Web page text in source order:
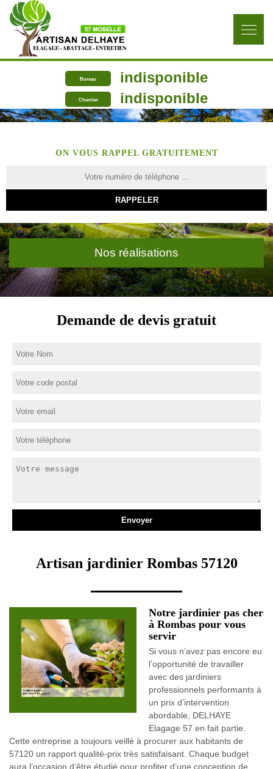
Bureau indisponible
Chantier indisponible
ON VOUS RAPPEL GRATUITEMENT
Nos réalisations
Demande de devis gratuit
Artisan jardinier Rombas 57120
Notre jardinier pas cher
à Rombas pour vous
servir
Si vous n’avez pas encore eu
l’opportunité de travailler
avec des jardiniers
professionnels performants à
un prix d’intervention
abordable, DELHAYE
Elagage 57 en fait partie.
Cette entreprise a toujours veillé à procurer aux habitants de
57120 un rapport qualité-prix très satisfaisant. Chaque budget
aura l’occasion d’être étudié pour profiter d’une conception de